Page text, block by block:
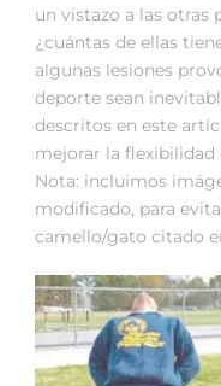
un vistazo a las otras
¿cuántas de ellas
algunas lesiones
deporte sean
descritos en este
mejorar la flexibilidad
Nota: incluimos
modificado, para
camello/gato citado